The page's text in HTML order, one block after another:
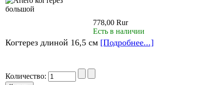
778,00 Rur
Есть в наличии
Когтерез длиной 16,5 см [Подробнее...]
Количество: